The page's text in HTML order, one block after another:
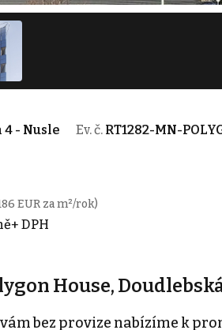
4 - Nusle Ev. č. RT1282-MN-
EUR za m²/rok)
DPH
House,
bez provize nabízíme k